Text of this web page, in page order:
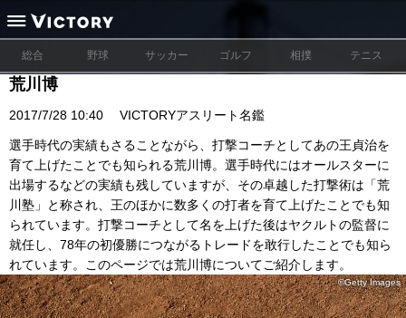
総合 野球 サッカー ゴルフ 相撲 テニス
荒川博
2017/7/28 10:40 VICTORYアスリート名鑑
選手時代の実績もさることながら、打撃コーチとしてあの王貞治を
育て上げたことでも知られる荒川博。選手時代にはオールスターに
出場するなどの実績も残していますが、その卓越した打撃術は「荒
川塾」と称され、王のほかに数多くの打者を育て上げたことでも知
られています。打撃コーチとして名を上げた後はヤクルトの監督に
就任し、78年の初優勝につながるトレードを敢行したことでも知ら
れています。このページでは荒川博についてご紹介します。
©Getty Images